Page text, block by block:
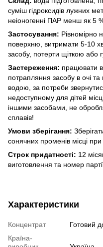
суміш гідроксидів лужних
неіоногенні ПАР менш як 5
Застосування: Рівномірно
поверхню, витримати 5-10
засобу, потерти щіткою або
Застереження: працювати
потрапляння засобу в очі
водою, за потреби
недоступному для дітей
іншими засобами, не
сплавів!
Умови зберігання:
сонячних променів місці
Строк придатності: 12
виготовлення та номер
Характеристики
Концентрат
Готовий
Країна-